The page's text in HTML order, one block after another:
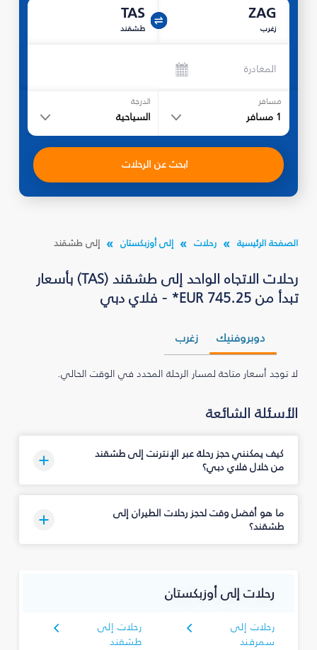
ZAG
زغرب
TAS
طشقند
المغادرة
مسافر
1 مسافر
الدرجة
السياحية
ابحث عن الرحلات
الصفحة الرئيسية رحلات إلى أوزبكستان إلى طشقند
رحلات الاتجاه الواحد إلى طشقند (TAS) بأسعار
تبدأ من EUR 745.25* - فلاي دبي
دوبروفنيك زغرب
لا توجد أسعار متاحة لمسار الرحلة المحدد في الوقت الحالي.
الأسئلة الشائعة
كيف يمكنني حجز رحلة عبر الإنترنت إلى طشقند
من خلال فلاي دبي؟
ما هو أفضل وقت لحجز رحلات الطيران إلى
طشقند؟
رحلات إلى أوزبكستان
رحلات إلى
سمرقند
رحلات إلى
طشقند